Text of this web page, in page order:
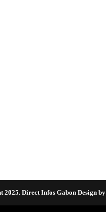
2025. Direct Infos Gabon Design by